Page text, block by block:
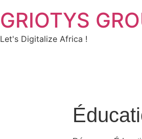
GRIOTYS
Let's Digitalize Africa !